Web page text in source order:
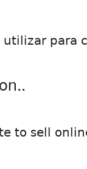
para
to sell